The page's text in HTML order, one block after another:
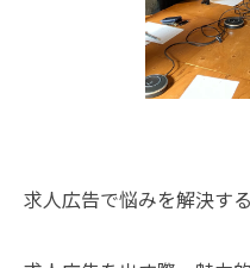
求人広告で悩みを解決す